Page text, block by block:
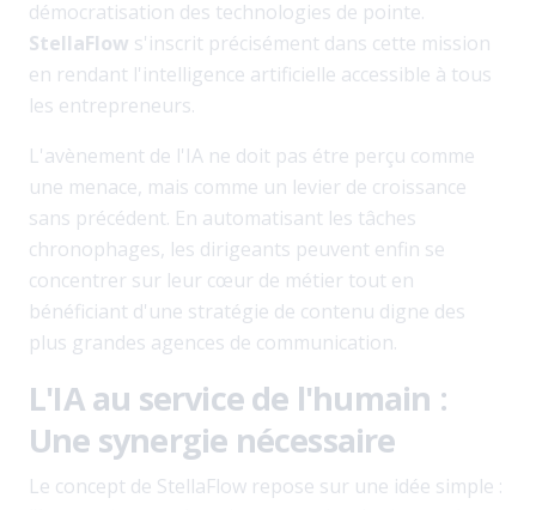
démocratisation des technologies de pointe.
StellaFlow s'inscrit précisément dans cette mission
en rendant l'intelligence artificielle accessible à tous
les entrepreneurs.
L'avènement de l'IA ne doit pas étre perçu comme
une menace, mais comme un levier de croissance
sans précédent. En automatisant les tâches
chronophages, les dirigeants peuvent enfin se
concentrer sur leur cœur de métier tout en
bénéficiant d'une stratégie de contenu digne des
plus grandes agences de communication.
L'IA au service de l'humain :
Une synergie nécessaire
Le concept de StellaFlow repose sur une idée simple :